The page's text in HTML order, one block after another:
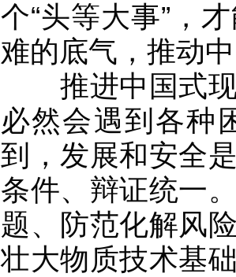
个“头等大事”，
难的底气，推动
推进中国式现
必然会遇到各种
到，发展和安全
条件、辩证统一
题、防范化解风
壮大物质技术基